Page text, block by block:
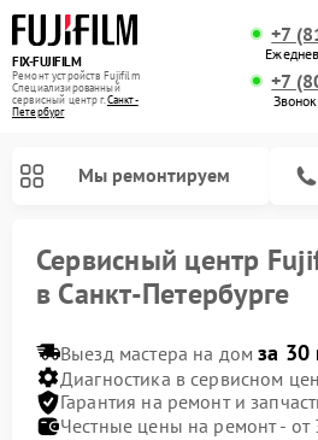
FIX-FUJIFILM
Ремонт устройств Fujifilm
Специализированный
cервисный центр г.Санкт-
Петербург
+7
+7
Мы ремонтируем
Сервисный центр
в Санкт-Петербурге
Выезд мастера на домза 30
Диагностика в сервисном
Гарантия на ремонт и
Честные цены на ремонт - от